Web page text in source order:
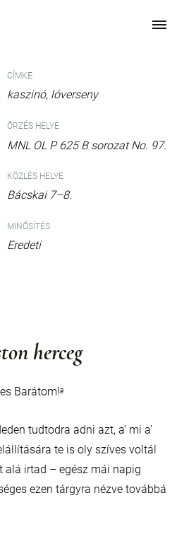
CÍMKE
kaszinó lóverseny
ŐRZÉS HELYE
MNL OL P 625 B sorozat No. 97.
KÖZLÉS HELYE
Bácskai 7–8.
MINŐSÍTÉS
Eredeti
herceg
Barátom!a
tudtodra adni azt, a’ mi a’
te is oly szíves voltál
alá irtad – egész mái napig
ezen tárgyra nézve továbbá